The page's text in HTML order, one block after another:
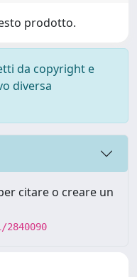
prodotto.
da copyright e
diversa
citare o creare un